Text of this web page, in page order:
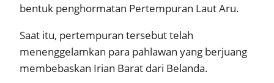
bentuk penghormatan Pertempuran Laut Aru.
Saat itu, pertempuran tersebut telah
menenggelamkan para pahlawan yang berjuang
membebaskan Irian Barat dari Belanda.